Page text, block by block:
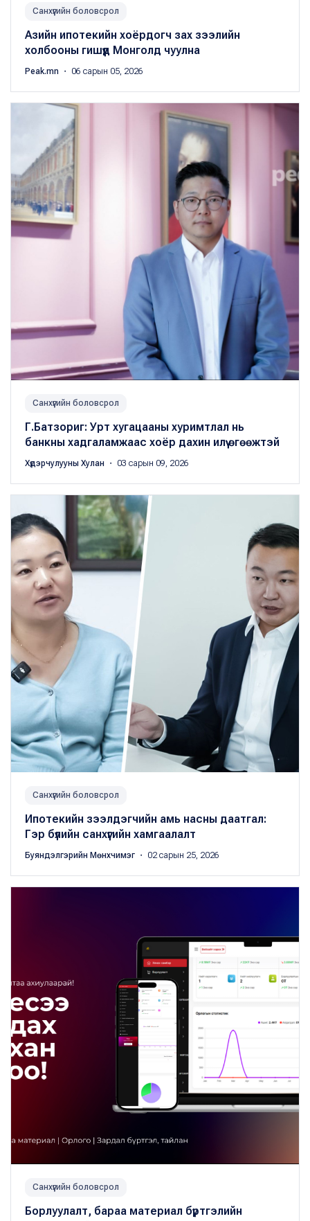
Санхүүгийн боловсрол
Азийн ипотекийн хоёрдогч зах зээлийн
холбооны гишүүд Монголд чуулна
Peak.mn ・ 06 сарын 05, 2026
Санхүүгийн боловсрол
Г.Батзориг: Урт хугацааны хуримтлал нь
банкны хадгаламжаас хоёр дахин илүү өгөөжтэй
Хүдэрчулууны Хулан ・ 03 сарын 09, 2026
Санхүүгийн боловсрол
Ипотекийн зээлдэгчийн амь насны даатгал:
Гэр бүлийн санхүүгийн хамгаалалт
Буяндэлгэрийн Мөнхчимэг ・ 02 сарын 25, 2026
Санхүүгийн боловсрол
Борлуулалт, бараа материал бүртгэлийн